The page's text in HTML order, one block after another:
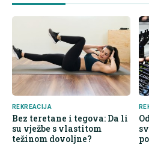
REKREACIJA
Bez teretane i tegova: Da li
su vježbe s vlastitom
težinom dovoljne?